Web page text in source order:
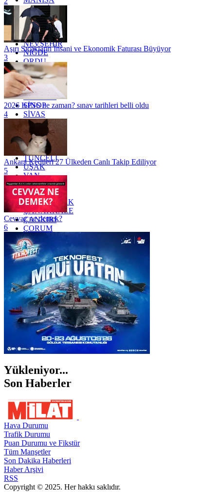
MARDİN
MERSİN
MUĞLA
MUŞ
NEVŞEHİR
NİĞDE
ORDU
OSMANİYE
RİZE
SAKARYA
SAMSUN
SİNOP
SİVAS
SİİRT
TEKİRDAĞ
TOKAT
TRABZON
TUNCELİ
UŞAK
VAN
YALOVA
YOZGAT
ZONGULDAK
ÇANAKKALE
ÇANKIRI
ÇORUM
İSTANBUL
İZMİR
ŞANLIURFA
ŞIRNAK
Aşırı Sıcakların İnsani ve Ekonomik Faturası Büyüyor
3
2026 KPSS ne zaman? sınav tarihleri belli oldu
4
Ankara Kedileri 27 Ülkeden Canlı Takip Ediliyor
5
Cevvaz ne demek?
6
Yükleniyor...
Son Haberler
Hava Durumu
Trafik Durumu
Puan Durumu ve Fikstür
Tüm Manşetler
Son Dakika Haberleri
Haber Arşivi
RSS
Copyright © 2025. Her hakkı saklıdır.